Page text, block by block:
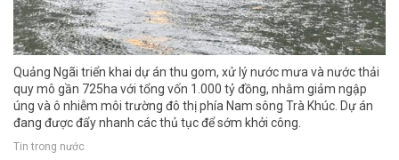
Quảng Ngãi triển khai dự án thu gom, xử lý nước mưa và nước thải
quy mô gần 725ha với tổng vốn 1.000 tỷ đồng, nhằm giảm ngập
úng và ô nhiễm môi trường đô thị phía Nam sông Trà Khúc. Dự án
đang được đẩy nhanh các thủ tục để sớm khởi công.
Tin trong nước